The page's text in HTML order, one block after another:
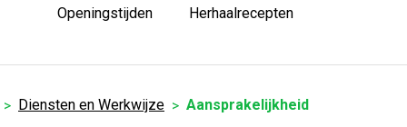
Openingstijden Herhaalrecepten
Diensten en Werkwijze Aansprakelijkheid